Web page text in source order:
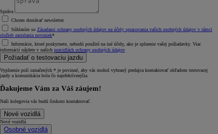
Správa
Chcem dostávať newsletter.
Súhlasím so Zásadami ochrany osobných údajov na účely spracovania vašich osobných údajov v rámci
služieb zasielania noviniek*
Informácie, ktoré poskytnete, nebudú použité na iné účely, ako je splnenie vašej požiadavky. Viac
informácií nájdete v našich pravidlách ochrany osobných údajov
Požiadať o testovaciu jazdu
Vyplnenie polí označených * je povinné, aby vás mohol vybraný predajca kontaktovať ohľadom testovacej
jazdy a komunikácia bola čo najefektívnejšia.
Ďakujeme Vám za Váš záujem!
Naši kolegovia vás budú čoskoro kontaktovať.
Nové vozidlá
Nové vozidlá
Osobné vozidlá